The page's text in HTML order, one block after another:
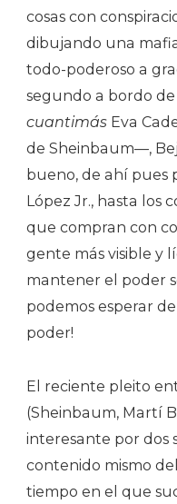
cosas con
dibujando una
todo-poderoso a
segundo a bordo
cuantimás Eva
de Sheinbaum—,
bueno, de ahí pues
López Jr., hasta los
que compran con
gente más visible y
mantener el poder
podemos esperar
poder!
El reciente pleito
(Sheinbaum, Martí
interesante por dos
contenido mismo
tiempo en el que